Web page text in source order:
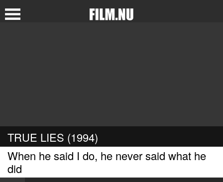
TRUE LIES (1994)
When he said I do, he never said what he
did